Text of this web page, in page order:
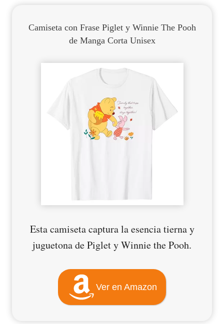
Camiseta con Frase Piglet y Winnie The Pooh
de Manga Corta Unisex
Esta camiseta captura la esencia tierna y
juguetona de Piglet y Winnie the Pooh.
Ver en Amazon